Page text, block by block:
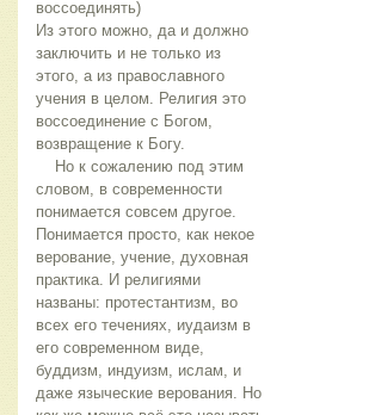
воссоединять)
Из этого можно, да и должно
заключить и не только из
этого, а из православного
учения в целом. Религия это
воссоединение с Богом,
возвращение к Богу.
словом, в современности
понимается совсем другое.
Понимается просто, как некое
верование, учение, духовная
практика. И религиями
названы: протестантизм, во
всех его течениях, иудаизм в
его современном виде,
буддизм, индуизм, ислам, и
даже языческие верования. Но